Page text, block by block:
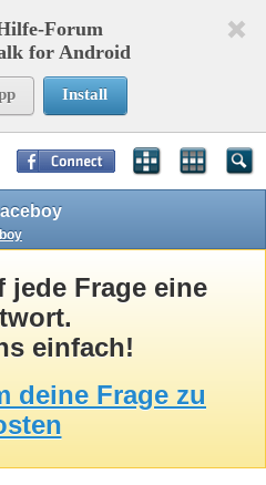
Forum
for Android
Install
jede Frage eine
einfach!
deine Frage zu